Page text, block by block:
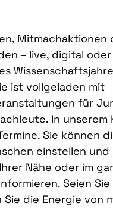
Mitmachaktionen
– live, digital
ist vollgeladen mit
für
In unserem
Sie können
einstellen und
Nähe oder im
Seien
die Energie von